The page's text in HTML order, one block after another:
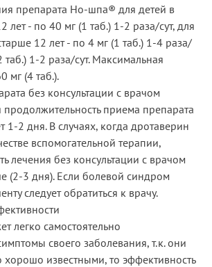
препарата Но-шпа® для детей в
лет - по 40 мг (1 таб.) 1-2 раза/сут, для
12 лет - по 4 мг (1 таб.) 1-4 раза/
таб.) 1-2 раза/сут. Максимальная
мг (4 таб.).
без консультации с врачом
приема препарата
1-2 дня. В случаях, когда дротаверин
вспомогательной терапии,
лечения без консультации с врачом
(2-3 дня). Если болевой синдром
следует обратиться к врачу.
легко самостоятельно
своего заболевания, т.к. они
хорошо известными, то эффективность